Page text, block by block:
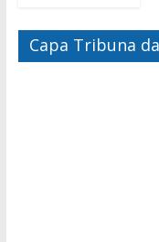
Capa Tribuna